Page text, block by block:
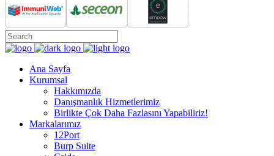
Ana Sayfa
Kurumsal
Hakkımızda
Danışmanlık Hizmetlerimiz
Birlikte Çok Daha Fazlasını Yapabiliriz!
Markalarımız
12Port
Burp Suite